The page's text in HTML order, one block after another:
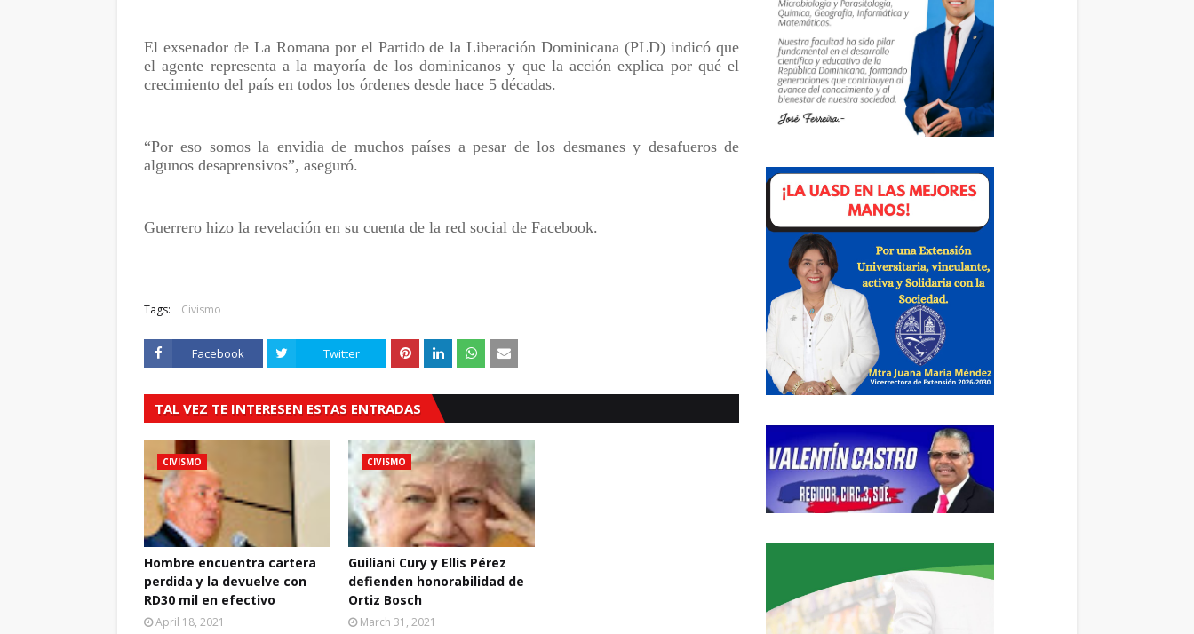
El exsenador de La Romana por el Partido de la Liberación Dominicana (PLD) indicó que
el agente representa a la mayoría de los dominicanos y que la acción explica por qué el
crecimiento del país en todos los órdenes desde hace 5 décadas.
“Por eso somos la envidia de muchos países a pesar de los desmanes y desafueros de
algunos desaprensivos”, aseguró.
Guerrero hizo la revelación en su cuenta de la red social de Facebook.
Tags: Civismo
Facebook Twitter
TAL VEZ TE INTERESEN ESTAS ENTRADAS
CIVISMO
Hombre encuentra cartera
perdida y la devuelve con
RD30 mil en efectivo
April 18, 2021
CIVISMO
Guiliani Cury y Ellis Pérez
defienden honorabilidad de
Ortiz Bosch
March 31, 2021